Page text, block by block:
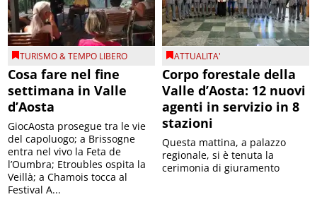
TURISMO & TEMPO LIBERO
Cosa fare nel fine
settimana in Valle
d’Aosta
GiocAosta prosegue tra le vie
del capoluogo; a Brissogne
entra nel vivo la Feta de
l’Oumbra; Etroubles ospita la
Veillà; a Chamois tocca al
Festival A...
ATTUALITA'
Corpo forestale della
Valle d’Aosta: 12 nuovi
agenti in servizio in 8
stazioni
Questa mattina, a palazzo
regionale, si è tenuta la
cerimonia di giuramento